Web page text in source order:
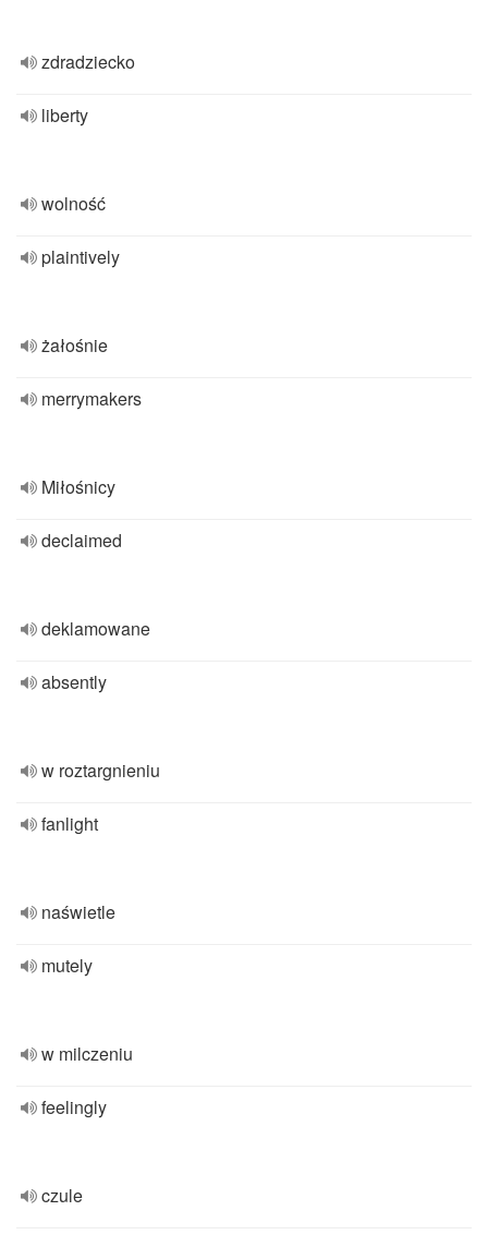
zdradziecko
liberty
wolność
plaintively
żałośnie
merrymakers
Miłośnicy
declaimed
deklamowane
absently
w roztargnieniu
fanlight
naświetle
mutely
w milczeniu
feelingly
czule